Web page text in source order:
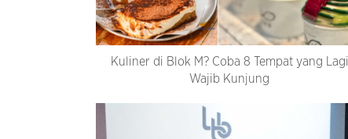
Kuliner di Blok M? Coba 8 Tempat yang Lagi
Wajib Kunjung